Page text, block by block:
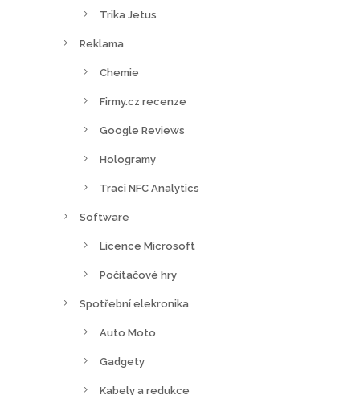
Trika Jetus
Reklama
Chemie
Firmy.cz recenze
Google Reviews
Hologramy
Traci NFC Analytics
Software
Licence Microsoft
Počítačové hry
Spotřební elekronika
Auto Moto
Gadgety
Kabely a redukce